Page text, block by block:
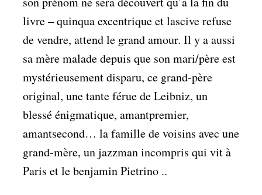
livre – quinqua excentrique et lascive refuse
de vendre, attend le grand amour. Il y a aussi
sa mère malade depuis que son mari/père est
mystérieusement disparu, ce grand-père
original, une tante férue de Leibniz, un
blessé énigmatique, amantpremier,
amantsecond… la famille de voisins avec une
grand-mère, un jazzman incompris qui vit à
Paris et le benjamin Pietrino ..